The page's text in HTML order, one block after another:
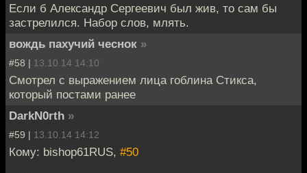
Если б Александр Сергеевич был жив, то сам бы
застрелился. Набор слов, млять.
вождь пахучий чеснок »
#58 | 13.10.14 14:10
Смотрел с выражением лица гоблина Стикса,
который постами ранее
DarkN0rth »
#59 | 13.10.14 14:12
Кому: bishop61RUS, #50